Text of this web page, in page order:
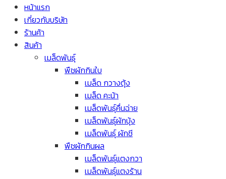
หน้าแรก
เกี่ยวกับบริษัท
ร้านค้า
สินค้า
เมล็ดพันธุ์
พืชผักกินใบ
เมล็ด กวางตุ้ง
เมล็ด คะน้า
เมล็ดพันธุ์คื่นฉ่าย
เมล็ดพันธุ์ผักบุ้ง
เมล็ดพันธุ์ ผักชี
พืชผักกินผล
เมล็ดพันธุ์แตงกวา
เมล็ดพันธุ์แตงร้าน